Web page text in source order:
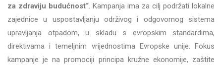
za zdraviju budućnost“. Kampanja ima za cilj podržati lokalne
zajednice u uspostavljanju održivog i odgovornog sistema
upravljanja otpadom, u skladu s evropskim standardima,
direktivama i temeljnim vrijednostima Evropske unije. Fokus
kampanje je na promociji principa kružne ekonomije, zaštite